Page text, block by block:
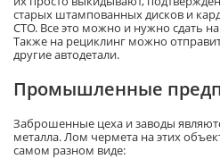
старых штампованных дисков и
СТО. Все это можно и нужно сдать
Также на рециклинг можно
другие автодетали.
Промышленные
Заброшенные цеха и заводы
металла. Лом чермета на этих
самом разном виде: